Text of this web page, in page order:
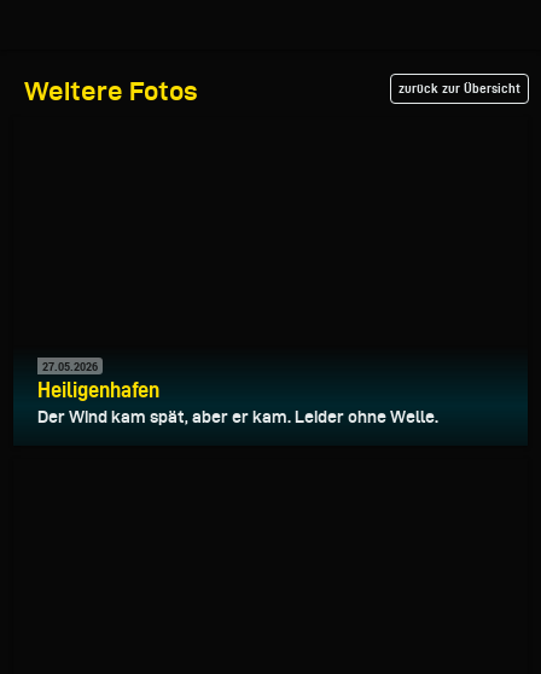
Weitere Fotos zurück zur Übersicht
27.05.2026
Heiligenhafen
Der Wind kam spät, aber er kam. Leider ohne Welle.